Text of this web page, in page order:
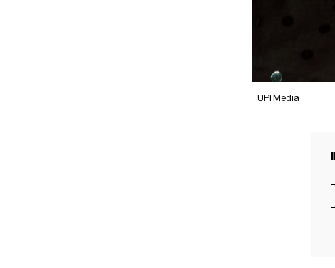
UPI Media